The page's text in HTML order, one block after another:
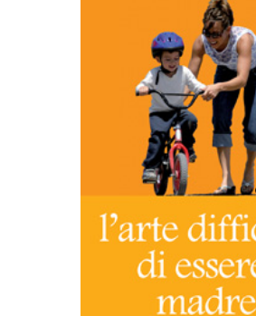
AGGIUNGI AL